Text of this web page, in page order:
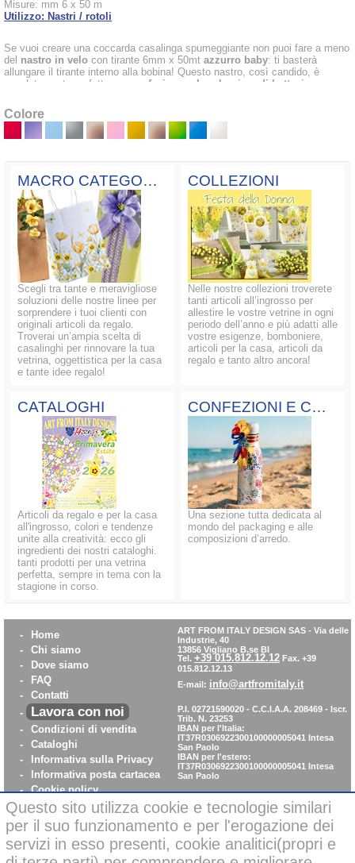
Misure: mm 6 x 50 m
Utilizzo: Nastri / rotoli
Se vuoi creare una coccarda casalinga spumeggiante non puoi fare a meno
del nastro in velo con tirante 6mm x 50mt azzurro baby: ti basterà
allungare il tirante interno alla bobina! Questo nastro, così candido, è
assolutamente perfetto per
confezionare bomboniere di battesimo.
nastri
Colore
MACRO CATEGORIE
Scegli tra tante e meravigliose
soluzioni delle nostre linee per
sorprendere i tuoi clienti con
originali articoli da regalo.
Troverai un’ampia scelta di
casalinghi per rinnovare la tua
vetrina, oggettistica per la casa
e tante idee regalo!
COLLEZIONI
Nelle nostre collezioni troverete
tanti articoli all’ingrosso per
allestire le vostre vetrine in ogni
periodo dell’anno e più adatti alle
vostre esigenze, bomboniere,
articoli per la casa, articoli da
regalo e tanto altro ancora!
CATALOGHI
Articoli da regalo e per la casa
all'ingrosso, colori e tendenze
unite alla creatività: ecco gli
ingredienti dei nostri cataloghi.
tanti prodotti per una vetrina
perfetta, sempre in tema con la
stagione in corso.
CONFEZIONI E COMPOSIZIONI
Una sezione tutta dedicata al
mondo del packaging e alle
composizioni d’arredo.
-
Home
-
Chi siamo
-
Dove siamo
-
FAQ
-
Contatti
-
Lavora con noi
-
Condizioni di vendita
-
Cataloghi
-
Informativa sulla Privacy
-
Informativa posta cartacea
- Cookie policy
- WhistleBlowing
Parità di Genere
ART FROM ITALY DESIGN SAS - Via delle
Industrie, 40
13856 Vigliano B.se BI
Tel. +39 015.812.12.12 Fax. +39
015.812.12.13
E-mail: info@artfromitaly.it
P.I. 02721590020 - C.C.I.A.A. 208469 - Iscr.
Trib. N. 23253
IBAN per l'Italia:
IT37R0306922300100000005041 Intesa
San Paolo
IBAN per l'estero:
IT37R0306922300100000005041 Intesa
San Paolo
Questo sito utilizza cookie e tecnologie similari
per il suo funzionamento e per l'erogazione dei
servizi in esso presenti, cookie analitici(propri e